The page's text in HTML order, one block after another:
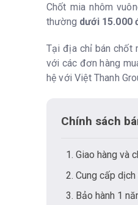
Chốt mia nhôm
thường dưới 15.000
Tại địa chỉ bán chốt
với các đơn hàng
hệ với Việt Thanh
Chính sách
Giao hàng và
Cung cấp
Bảo hành 1